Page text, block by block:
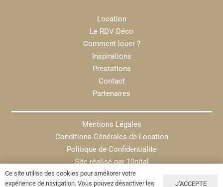
Location
Le RDV Déco
Comment louer ?
Inspirations
Prestations
Contact
Partenaires
Mentions Légales
Conditions Générales de Location
Politique de Confidentialité
Site réalisé par10gital
Ce site utilise des cookies pour améliorer votre
expérience de navigation. Vous pouvez désactiver les
J’ACCEPTE